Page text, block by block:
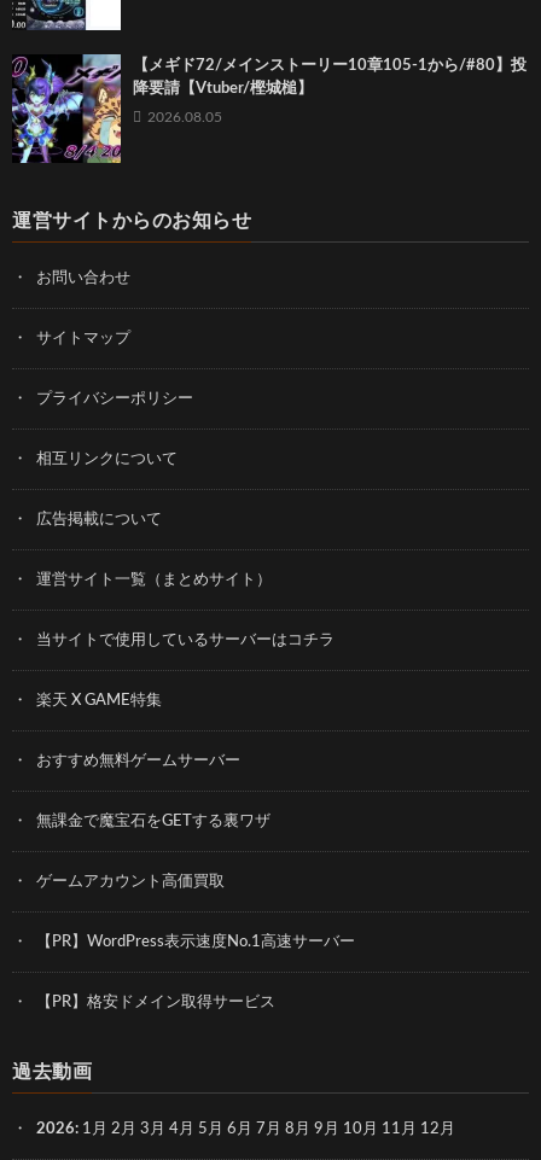
【メギド72/メインストーリー10章105-1から/#80】投
降要請【Vtuber/樫城槌】
2026.08.05
運営サイトからのお知らせ
お問い合わせ
サイトマップ
プライバシーポリシー
相互リンクについて
広告掲載について
運営サイト一覧（まとめサイト）
当サイトで使用しているサーバーはコチラ
楽天 X GAME特集
おすすめ無料ゲームサーバー
無課金で魔宝石をGETする裏ワザ
ゲームアカウント高価買取
【PR】WordPress表示速度No.1高速サーバー
【PR】格安ドメイン取得サービス
過去動画
2026: 1月 2月 3月 4月 5月 6月 7月 8月 9月 10月 11月 12月